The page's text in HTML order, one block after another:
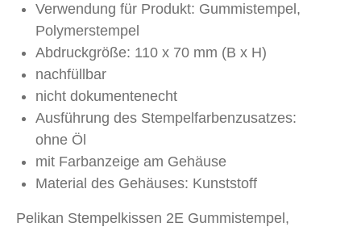
Verwendung für Produkt: Gummistempel,
Polymerstempel
Abdruckgröße: 110 x 70 mm (B x H)
nachfüllbar
nicht dokumentenecht
Ausführung des Stempelfarbenzusatzes:
ohne Öl
mit Farbanzeige am Gehäuse
Material des Gehäuses: Kunststoff
Pelikan Stempelkissen 2E Gummistempel,